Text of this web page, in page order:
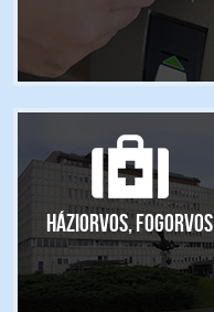
Háziorvos, fogorvos